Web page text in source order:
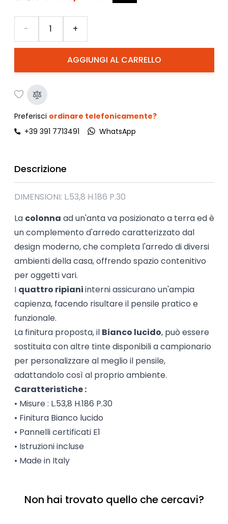
AGGIUNGI AL CARRELLO
- +
Preferisci ordinare telefonicamente?
+39 391 7713491
WhatsApp
Descrizione
DIMENSIONI: L.53,8 H.186 P.30
La colonna ad un'anta va posizionato a terra ed è
un complemento d'arredo caratterizzato dal
design moderno, che completa l'arredo di diversi
ambienti della casa, offrendo spazio contenitivo
per oggetti vari.
I quattro ripiani interni assicurano un'ampia
capienza, facendo risultare il pensile pratico e
funzionale.
La finitura proposta, il Bianco lucido, può essere
sostituita con altre tinte disponibili a campionario
per personalizzare al meglio il pensile,
adattandolo così al proprio ambiente.
Caratteristiche :
• Misure : L.53,8 H.186 P.30
• Finitura Bianco lucido
• Pannelli certificati E1
• Istruzioni incluse
• Made in Italy
Non hai trovato quello che cercavi?